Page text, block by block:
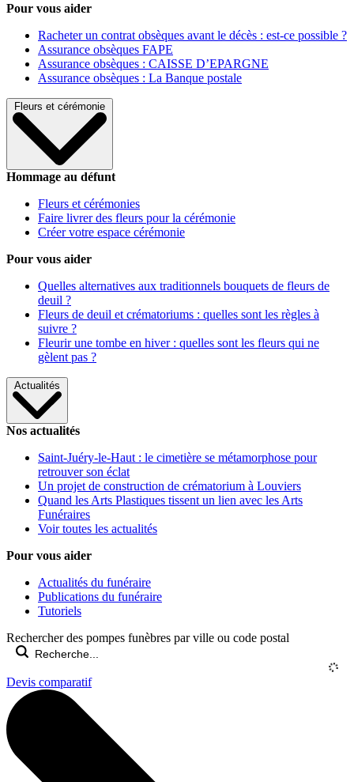
Pour vous aider
Racheter un contrat obsèques avant le décès : est-ce possible ?
Assurance obsèques FAPE
Assurance obsèques : CAISSE D’EPARGNE
Assurance obsèques : La Banque postale
Fleurs et cérémonie
Hommage au défunt
Fleurs et cérémonies
Faire livrer des fleurs pour la cérémonie
Créer votre espace cérémonie
Pour vous aider
Quelles alternatives aux traditionnels bouquets de fleurs de
deuil ?
Fleurs de deuil et crématoriums : quelles sont les règles à
suivre ?
Fleurir une tombe en hiver : quelles sont les fleurs qui ne
gèlent pas ?
Actualités
Nos actualités
Saint-Juéry-le-Haut : le cimetière se métamorphose pour
retrouver son éclat
Un projet de construction de crématorium à Louviers
Quand les Arts Plastiques tissent un lien avec les Arts
Funéraires
Voir toutes les actualités
Pour vous aider
Actualités du funéraire
Publications du funéraire
Tutoriels
Rechercher des pompes funèbres par ville ou code postal
Devis comparatif